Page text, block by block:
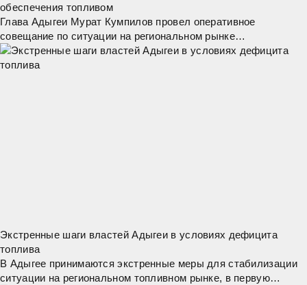
обеспечения топливом
Глава Адыгеи Мурат Кумпилов провел оперативное
совещание по ситуации на региональном рынке
нефтепродуктов. "Сегодня наша главная задача – обеспечить
стабильное снабжение топливом жителей
Экстренные шаги властей Адыгеи в условиях дефицита
топлива
В Адыгее принимаются экстренные меры для стабилизации
ситуации на региональном топливном рынке, в первую